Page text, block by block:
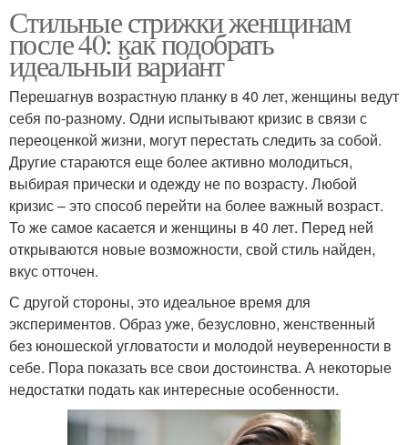
Стильные стрижки женщинам
после 40: как подобрать
идеальный вариант
Перешагнув возрастную планку в 40 лет, женщины ведут
себя по-разному. Одни испытывают кризис в связи с
переоценкой жизни, могут перестать следить за собой.
Другие стараются еще более активно молодиться,
выбирая прически и одежду не по возрасту. Любой
кризис – это способ перейти на более важный возраст.
То же самое касается и женщины в 40 лет. Перед ней
открываются новые возможности, свой стиль найден,
вкус отточен.
С другой стороны, это идеальное время для
экспериментов. Образ уже, безусловно, женственный
без юношеской угловатости и молодой неуверенности в
себе. Пора показать все свои достоинства. А некоторые
недостатки подать как интересные особенности.